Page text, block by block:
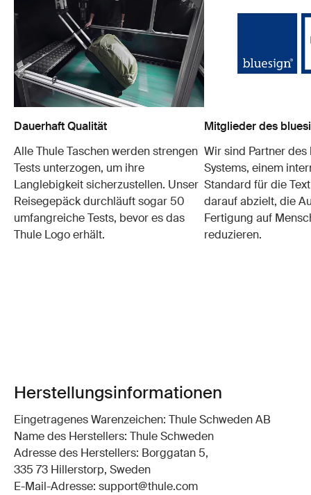
Dauerhaft Qualität
Alle Thule Taschen werden strengen
Tests unterzogen, um ihre
Langlebigkeit sicherzustellen. Unser
Reisegepäck durchläuft sogar 50
umfangreiche Tests, bevor es das
Thule Logo erhält.
Mitglieder des
Wir sind Partner
Systems, einem
Standard für die
darauf abzielt, die
Fertigung auf
reduzieren.
Herstellungsinformationen
Eingetragenes Warenzeichen: Thule Schweden AB
Name des Herstellers: Thule Schweden
Adresse des Herstellers: Borggatan 5,
335 73 Hillerstorp, Sweden
E-Mail-Adresse: support@thule.com